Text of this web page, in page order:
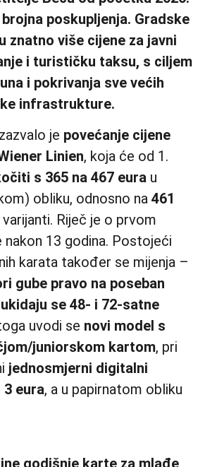
poskupljenja. Gradske
znatno više cijene za javni
i turističku taksu, s ciljem
i pokrivanja sve većih
infrastrukture.
je povećanje cijene
Linien, koja će od 1.
s 365 na 467 eura u
obliku, odnosno na 461
Riječ je o prvom
nakon 13 godina. Postojeći
karata također se mijenja –
gube pravo na poseban
ukidaju se 48- i 72-satne
uvodi se novi model s
juniorskom kartom, pri
jednosmjerni digitalni
eura, a u papirnatom obliku
godišnje karte za mlađe